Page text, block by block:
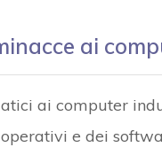
ai
ai computer
e dei